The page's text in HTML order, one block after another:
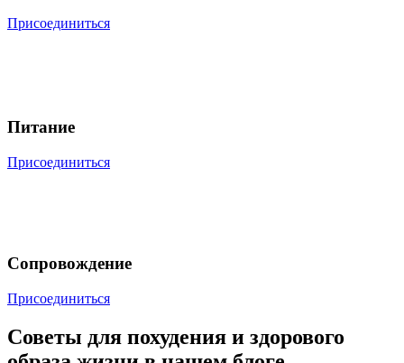
Присоединиться
Питание
Присоединиться
Сопровождение
Присоединиться
Советы для похудения и здорового